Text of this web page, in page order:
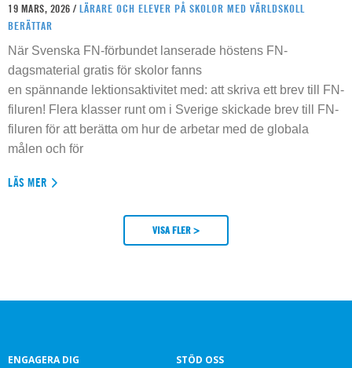
19 MARS, 2026 / LÄRARE OCH ELEVER PÅ SKOLOR MED VÄRLDSKOLL
BERÄTTAR
När Svenska FN-förbundet lanserade höstens FN-
dagsmaterial gratis för skolor fanns
en spännande lektionsaktivitet med: att skriva ett brev till FN-
filuren! Flera klasser runt om i Sverige skickade brev till FN-
filuren för att berätta om hur de arbetar med de globala
målen och för
LÄS MER
VISA FLER >
ENGAGERA DIG STÖD OSS